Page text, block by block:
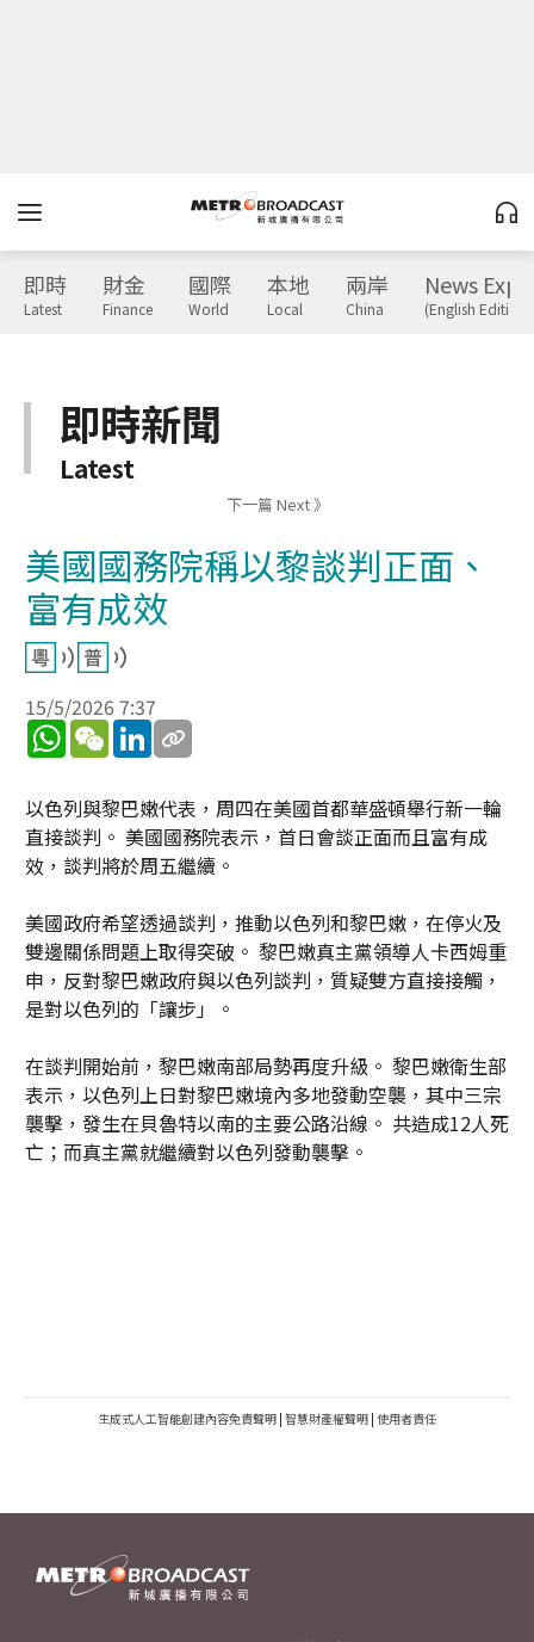
即時
Latest
財金
Finance
國際
World
本地
Local
兩岸
China
News
(English Edition)
即時新聞
Latest
下一篇 Next 》
美國國務院稱以黎談判正面、
富有成效
15/5/2026 7:37
WhatsApp
WeChatLinkedIn
以色列與黎巴嫩代表，周四在美國首都華盛頓舉行新一輪
直接談判。 美國國務院表示，首日會談正面而且富有成
效，談判將於周五繼續。
美國政府希望透過談判，推動以色列和黎巴嫩，在停火及
雙邊關係問題上取得突破。 黎巴嫩真主黨領導人卡西姆重
申，反對黎巴嫩政府與以色列談判，質疑雙方直接接觸，
是對以色列的「讓步」。
在談判開始前，黎巴嫩南部局勢再度升級。 黎巴嫩衛生部
表示，以色列上日對黎巴嫩境內多地發動空襲，其中三宗
襲擊，發生在貝魯特以南的主要公路沿線。 共造成12人死
亡；而真主黨就繼續對以色列發動襲擊。
生成式人工智能創建內容免責聲明 | 智慧財產權聲明 | 使用者責任